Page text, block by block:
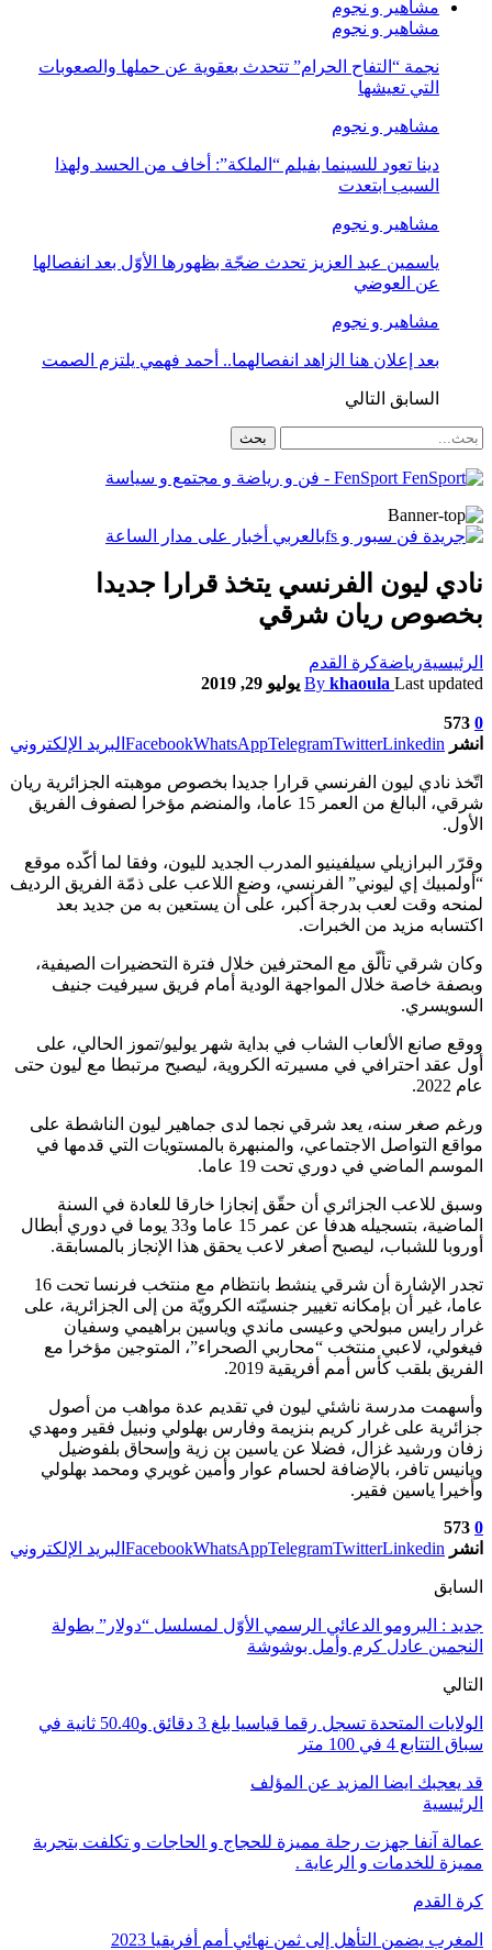
مشاهير و نجوم
مشاهير و نجوم
نجمة “التفاح الحرام” تتحدث بعقوية عن حملها والصعوبات
التي تعيشها
مشاهير و نجوم
دينا تعود للسينما بفيلم “الملكة”: أخاف من الحسد ولهذا
السبب ابتعدت
مشاهير و نجوم
ياسمين عبد العزيز تحدث ضجّة بظهورها الأوّل بعد انفصالها
عن العوضي
مشاهير و نجوم
بعد إعلان هنا الزاهد انفصالهما.. أحمد فهمي يلتزم الصمت
السابق التالي
FenSport - فن و رياضة و مجتمع و سياسة
نادي ليون الفرنسي يتخذ قرارا جديدا
بخصوص ريان شرقي
الرئيسيةرياضةكرة القدم
By khaoula Last updated يوليو 29, 2019
0
573
انشر
FacebookWhatsAppTelegramTwitterLinkedin البريد الإلكتروني
اتّخذ نادي ليون الفرنسي قرارا جديدا بخصوص موهبته الجزائرية ريان
شرقي، البالغ من العمر 15 عاما، والمنضم مؤخرا لصفوف الفريق
الأول.
وقرّر البرازيلي سيلفينيو المدرب الجديد لليون، وفقا لما أكّده موقع
“أولمبيك إي ليوني” الفرنسي، وضع اللاعب على ذمّة الفريق الرديف
لمنحه وقت لعب بدرجة أكبر، على أن يستعين به من جديد بعد
اكتسابه مزيد من الخبرات.
وكان شرقي تألّق مع المحترفين خلال فترة التحضيرات الصيفية،
وبصفة خاصة خلال المواجهة الودية أمام فريق سيرفيت جنيف
السويسري.
ووقع صانع الألعاب الشاب في بداية شهر يوليو/تموز الحالي، على
أول عقد احترافي في مسيرته الكروية، ليصبح مرتبطا مع ليون حتى
عام 2022.
ورغم صغر سنه، يعد شرقي نجما لدى جماهير ليون الناشطة على
مواقع التواصل الاجتماعي، والمنبهرة بالمستويات التي قدمها في
الموسم الماضي في دوري تحت 19 عاما.
وسبق للاعب الجزائري أن حقّق إنجازا خارقا للعادة في السنة
الماضية، بتسجيله هدفا عن عمر 15 عاما و33 يوما في دوري أبطال
أوروبا للشباب، ليصبح أصغر لاعب يحقق هذا الإنجاز بالمسابقة.
تجدر الإشارة أن شرقي ينشط بانتظام مع منتخب فرنسا تحت 16
عاما، غير أن بإمكانه تغيير جنسيّته الكرويّة من إلى الجزائرية، على
غرار رايس مبولحي وعيسى ماندي وياسين براهيمي وسفيان
فيغولي، لاعبي منتخب “محاربي الصحراء”، المتوجين مؤخرا مع
الفريق بلقب كأس أمم أفريقية 2019.
وأسهمت مدرسة ناشئي ليون في تقديم عدة مواهب من أصول
جزائرية على غرار كريم بنزيمة وفارس بهلولي ونبيل فقير ومهدي
زفان ورشيد غزال، فضلا عن ياسين بن زية وإسحاق بلفوضيل
ويانيس تافر، بالإضافة لحسام عوار وأمين غويري ومحمد بهلولي
وأخيرا ياسين فقير.
0
573
انشر
FacebookWhatsAppTelegramTwitterLinkedin البريد الإلكتروني
السابق
جديد : البرومو الدعائي الرسمي الأوّل لمسلسل “دولار” بطولة
النجمين عادل كرم وأمل بوشوشة
التالي
الولايات المتحدة تسجل رقما قياسيا بلغ 3 دقائق و50.40 ثانية في
سباق التتابع 4 في 100 متر
قد يعجبك ايضا المزيد عن المؤلف
الرئيسية
عمالة آنفا جهزت رحلة مميزة للحجاج و الحاجات و تكلفت بتجربة
مميزة للخدمات و الرعاية .
كرة القدم
المغرب يضمن التأهل إلى ثمن نهائي أمم أفريقيا 2023